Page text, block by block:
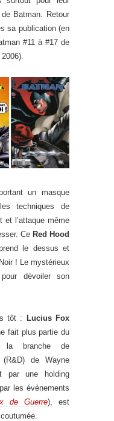
Batman. Retour
sa publication (en
#11 à #17 de
un masque
techniques de
et l’attaque même
Ce Red Hood
le dessus et
! Le mystérieux
dévoiler son
tôt :
Lucius Fox
fait plus partie du
la branche de
(R&D) de Wayne
par une holding
les évènements
de Guerre), est